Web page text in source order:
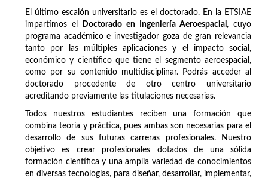
El último escalón universitario es el doctorado. En la ETSIAE
impartimos el
Doctorado en Ingeniería Aeroespacial, cuyo
programa académico e investigador goza de gran relevancia
tanto por las múltiples aplicaciones y el impacto social,
económico y científico que tiene el segmento aeroespacial,
como por su contenido multidisciplinar. Podrás acceder al
doctorado procedente de otro centro universitario
acreditando previamente las titulaciones necesarias.
Todos nuestros estudiantes reciben una formación que
combina teoría y práctica, pues ambas son necesarias para el
desarrollo de sus futuras carreras profesionales. Nuestro
objetivo es crear profesionales dotados de una sólida
formación científica y una amplia variedad de conocimientos
en diversas tecnologías, para diseñar, desarrollar, implementar,